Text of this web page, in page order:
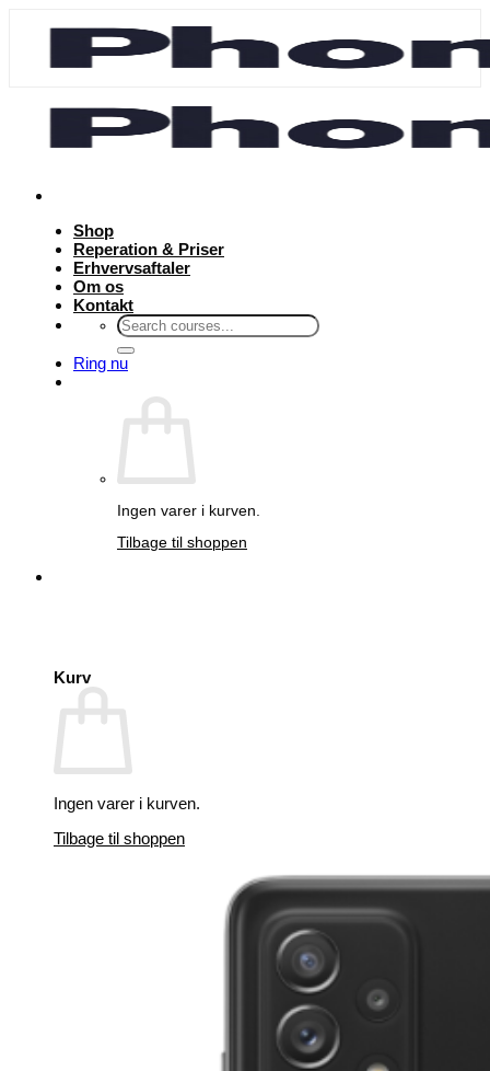
Shop
Reperation & Priser
Erhvervsaftaler
Om os
Kontakt
Søg
efter:
Ring nu
Ingen varer i kurven.
Tilbage til shoppen
Kurv
Ingen varer i kurven.
Tilbage til shoppen